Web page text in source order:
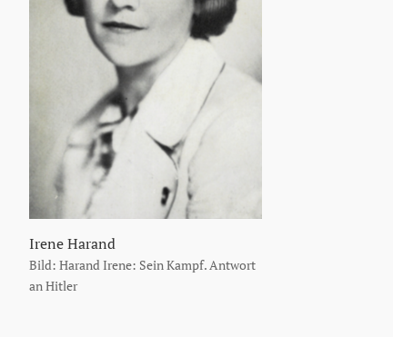
Irene Harand
Bild: Harand Irene: Sein Kampf. Antwort
an Hitler